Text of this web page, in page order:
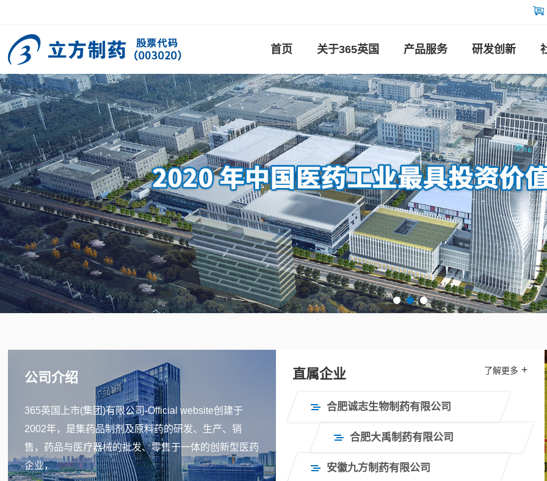
首页 关于365英国 产品服务 研发创新
公司介绍
365英国上市(集团)有限公司-Official website创建于
2002年，是集药品制剂及原料药的研发、生产、销
售，药品与医疗器械的批发、零售于一体的创新型医药
企业，
直属企业 了解更多 +
合肥诚志生物制药有限公司
合肥大禹制药有限公司
安徽九方制药有限公司